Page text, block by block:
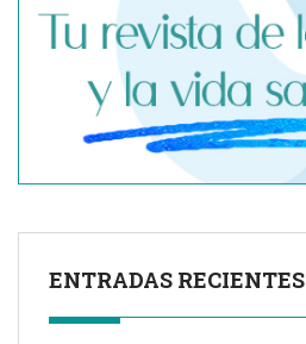
ENTRADAS RECIENTES